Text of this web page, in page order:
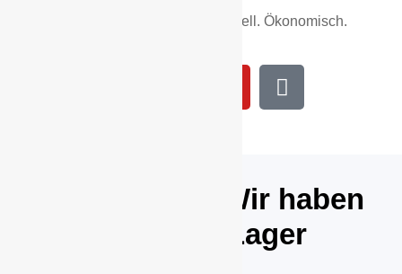
Wir sind für Sie da. Gut. Schnell. Ökonomisch.
Stahlhandel: Wir haben
mehr auf Lager